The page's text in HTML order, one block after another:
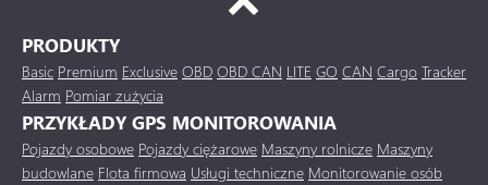
PRODUKTY
Basic Premium Exclusive OBD OBD CAN LITE GO CAN Cargo Tracker
Alarm Pomiar zużycia
PRZYKŁADY GPS MONITOROWANIA
Pojazdy osobowe Pojazdy ciężarowe Maszyny rolnicze Maszyny
budowlane Flota firmowa Usługi techniczne Monitorowanie osób